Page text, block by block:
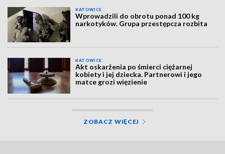
KATOWICE
Wprowadzili do obrotu ponad 100 kg
narkotyków. Grupa przestępcza rozbita
KATOWICE
Akt oskarżenia po śmierci ciężarnej
kobiety i jej dziecka. Partnerowi i jego
matce grozi więzienie
ZOBACZ WIĘCEJ